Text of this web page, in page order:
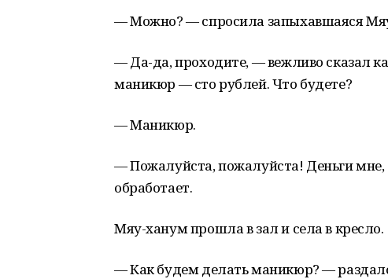
— Можно? — спросила запыхавшаяся
— Да-да, проходите, — вежливо сказал
маникюр — сто рублей. Что будете?
— Маникюр.
— Пожалуйста, пожалуйста! Деньги мне,
обработает.
Мяу-ханум прошла в зал и села в кресло.
— Как будем делать маникюр? —